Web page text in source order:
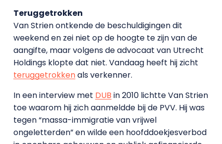
Teruggetrokken
Van Strien ontkende de beschuldigingen dit
weekend en zei niet op de hoogte te zijn van de
aangifte, maar volgens de advocaat van Utrecht
Holdings klopte dat niet. Vandaag heeft hij zicht
teruggetrokkenals verkenner.
In een interview met DUB in 2010 lichtte Van Strien
toe waarom hij zich aanmeldde bij de PVV. Hij was
tegen “massa-immigratie van vrijwel
ongeletterden” en wilde een hoofddoekjesverbod